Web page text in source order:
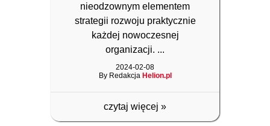
nieodzownym elementem
strategii rozwoju praktycznie
każdej nowoczesnej
organizacji. ...
2024-02-08
By RedakcjaHelion.pl
czytaj więcej »